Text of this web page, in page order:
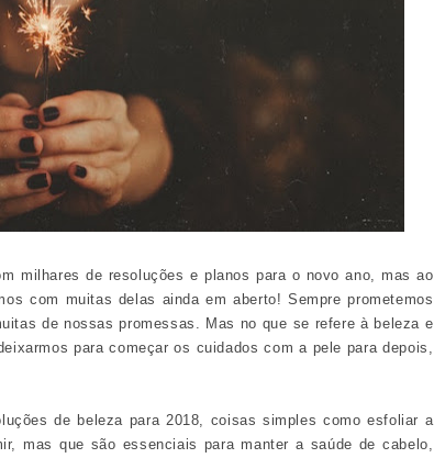
milhares de resoluções e planos para o novo ano, mas ao
com muitas delas ainda em aberto! Sempre prometemos
de nossas promessas. Mas no que se refere à beleza e
para começar os cuidados com a pele para depois,
de beleza para 2018, coisas simples como esfoliar a
mas que são essenciais para manter a saúde de cabelo,